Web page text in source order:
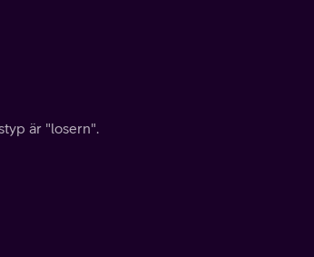
är "losern".